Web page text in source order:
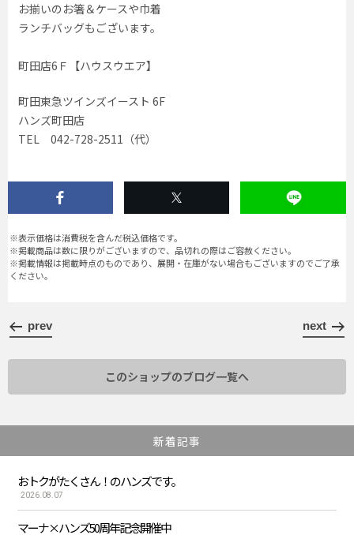
お揃いのお箸＆ケースや巾着
ランチバッグもございます。
町田店6Ｆ【ハウスウエア】
町田東急ツインズイースト 6F
ハンズ町田店
TEL 042-728-2511（代）
※表示価格は消費税を含んだ税込価格です。
※掲載商品は数に限りがございますので、品切れの際はご容赦ください。
※掲載情報は掲載時点のものであり、展開・在庫がない場合もございますのでご了承
ください。
prev next
このショップのブログ一覧へ
新着記事
おトクがたくさん！のハンズです。
2026.08.07
マーナ×ハンズ50周年記念開催中